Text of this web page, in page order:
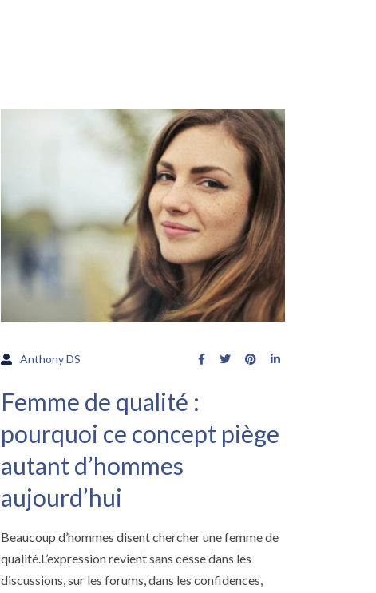
Anthony DS
Femme de qualité :
pourquoi ce concept piège
autant d’hommes
aujourd’hui
Beaucoup d’hommes disent chercher une femme de
qualité.L’expression revient sans cesse dans les
discussions, sur les forums, dans les confidences,